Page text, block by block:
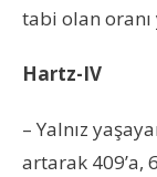
tabi olan oranı
Hartz-IV
– Yalnız
artarak 409’a,